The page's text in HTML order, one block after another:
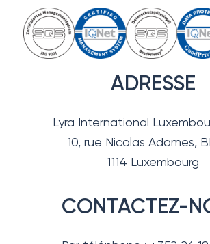
ADRESSE
Lyra International
10, rue Nicolas Adames,
1114 Luxembourg
CONTACTEZ-